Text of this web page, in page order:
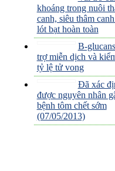
khoáng trong nuôi
canh, siêu thâm
lót bạt hoàn toàn
B-
trợ miễn dịch và
tỷ lệ tử vong
Đã xác
được nguyên nhân
bệnh tôm chết sớm
(07/05/2013)